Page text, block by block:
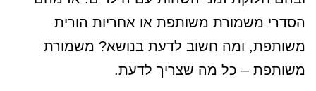
הסדרי משמורת משותפת או אחריות הורית
משותפת, ומה חשוב לדעת בנושא? משמורת
משותפת – כל מה שצריך לדעת.